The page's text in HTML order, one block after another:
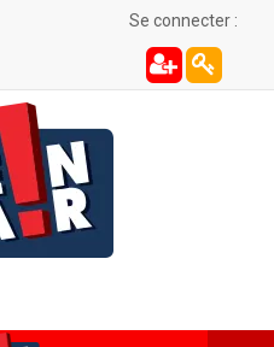
Se connecter :